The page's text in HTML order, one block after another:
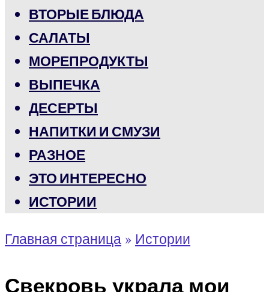
ВТОРЫЕ БЛЮДА
САЛАТЫ
МОРЕПРОДУКТЫ
ВЫПЕЧКА
ДЕСЕРТЫ
НАПИТКИ И СМУЗИ
РАЗНОЕ
ЭТО ИНТЕРЕСНО
ИСТОРИИ
Главная страница » Истории
Свекровь украла мои